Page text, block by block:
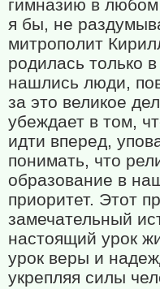
гимназию в любом
я бы, не
митрополит
родилась только
нашлись люди,
за это великое
убеждает в том,
идти вперед,
понимать, что
образование в
приоритет. Этот
замечательный
настоящий урок
урок веры и
укрепляя силы